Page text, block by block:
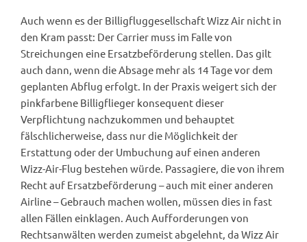
Auch wenn es der Billigfluggesellschaft Wizz Air nicht in
den Kram passt: Der Carrier muss im Falle von
Streichungen eine Ersatzbeförderung stellen. Das gilt
auch dann, wenn die Absage mehr als 14 Tage vor dem
geplanten Abflug erfolgt. In der Praxis weigert sich der
pinkfarbene Billigflieger konsequent dieser
Verpflichtung nachzukommen und behauptet
fälschlicherweise, dass nur die Möglichkeit der
Erstattung oder der Umbuchung auf einen anderen
Wizz-Air-Flug bestehen würde. Passagiere, die von ihrem
Recht auf Ersatzbeförderung – auch mit einer anderen
Airline – Gebrauch machen wollen, müssen dies in fast
allen Fällen einklagen. Auch Aufforderungen von
Rechtsanwälten werden zumeist abgelehnt, da Wizz Air